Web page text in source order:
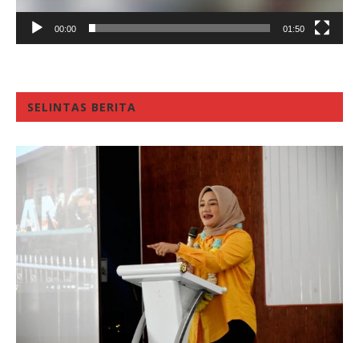
00:00 01:50
SELINTAS BERITA